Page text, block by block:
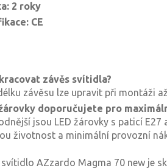
2 roky
CE
závěs svítidla?
závěsu lze upravit při montáži
doporučujete pro
jsou LED žárovky s paticí
životnost a minimální provozní
svítidlo AZzardo Magma 70 new je